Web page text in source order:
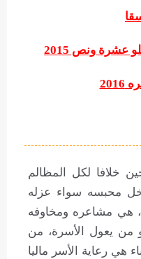
عشرة ونص 2015
لكل المظالم
محبسه سواء عزله
هي مشاعره ومخاوفه
يعول الأسرة، من
رعاية الأسر ماليا